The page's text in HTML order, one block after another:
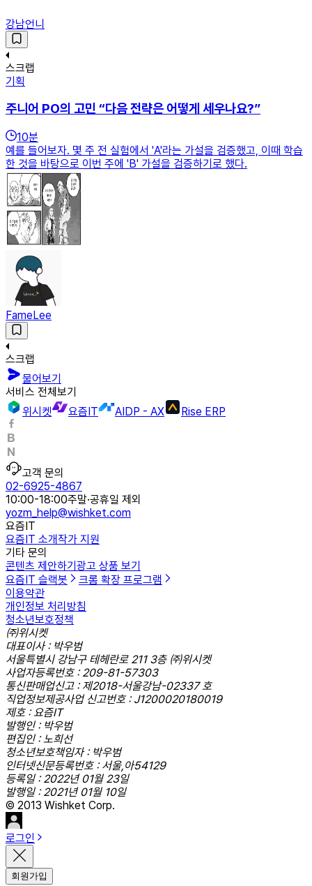
강남언니
스크랩
기획
주니어 PO의 고민 “다음 전략은 어떻게 세우나요?”
10분
예를 들어보자. 몇 주 전 실험에서 'A'라는 가설을 검증했고, 이때 학습
한 것을 바탕으로 이번 주에 'B' 가설을 검증하기로 했다.
FameLee
스크랩
물어보기
서비스 전체보기
위시켓
요즘IT AIDP - AX Rise ERP
고객 문의
02-6925-4867
10:00-18:00주말·공휴일 제외
yozm_help@wishket.com
요즘IT
요즘IT 소개작가 지원
기타 문의
콘텐츠 제안하기 광고 상품 보기
요즘IT 슬랙봇
크롬 확장 프로그램
이용약관
개인정보 처리방침
청소년보호정책
㈜위시켓
대표이사 : 박우범
서울특별시 강남구 테헤란로 211 3층 ㈜위시켓
사업자등록번호 : 209-81-57303
통신판매업신고 : 제2018-서울강남-02337 호
직업정보제공사업 신고번호 : J1200020180019
제호 : 요즘IT
발행인 : 박우범
편집인 : 노희선
청소년보호책임자 : 박우범
인터넷신문등록번호 : 서울,아54129
등록일 : 2022년 01월 23일
발행일 : 2021년 01월 10일
© 2013 Wishket Corp.
로그인
회원가입